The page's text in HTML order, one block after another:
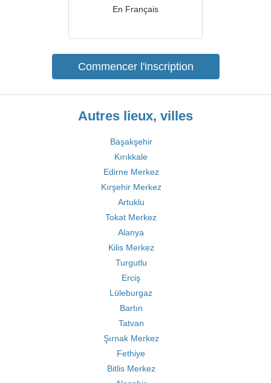
En Français
Commencer l'inscription
Autres lieux, villes
Başakşehir
Kırıkkale
Edirne Merkez
Kırşehir Merkez
Artuklu
Tokat Merkez
Alanya
Kilis Merkez
Turgutlu
Erciş
Lüleburgaz
Bartın
Tatvan
Şırnak Merkez
Fethiye
Bitlis Merkez